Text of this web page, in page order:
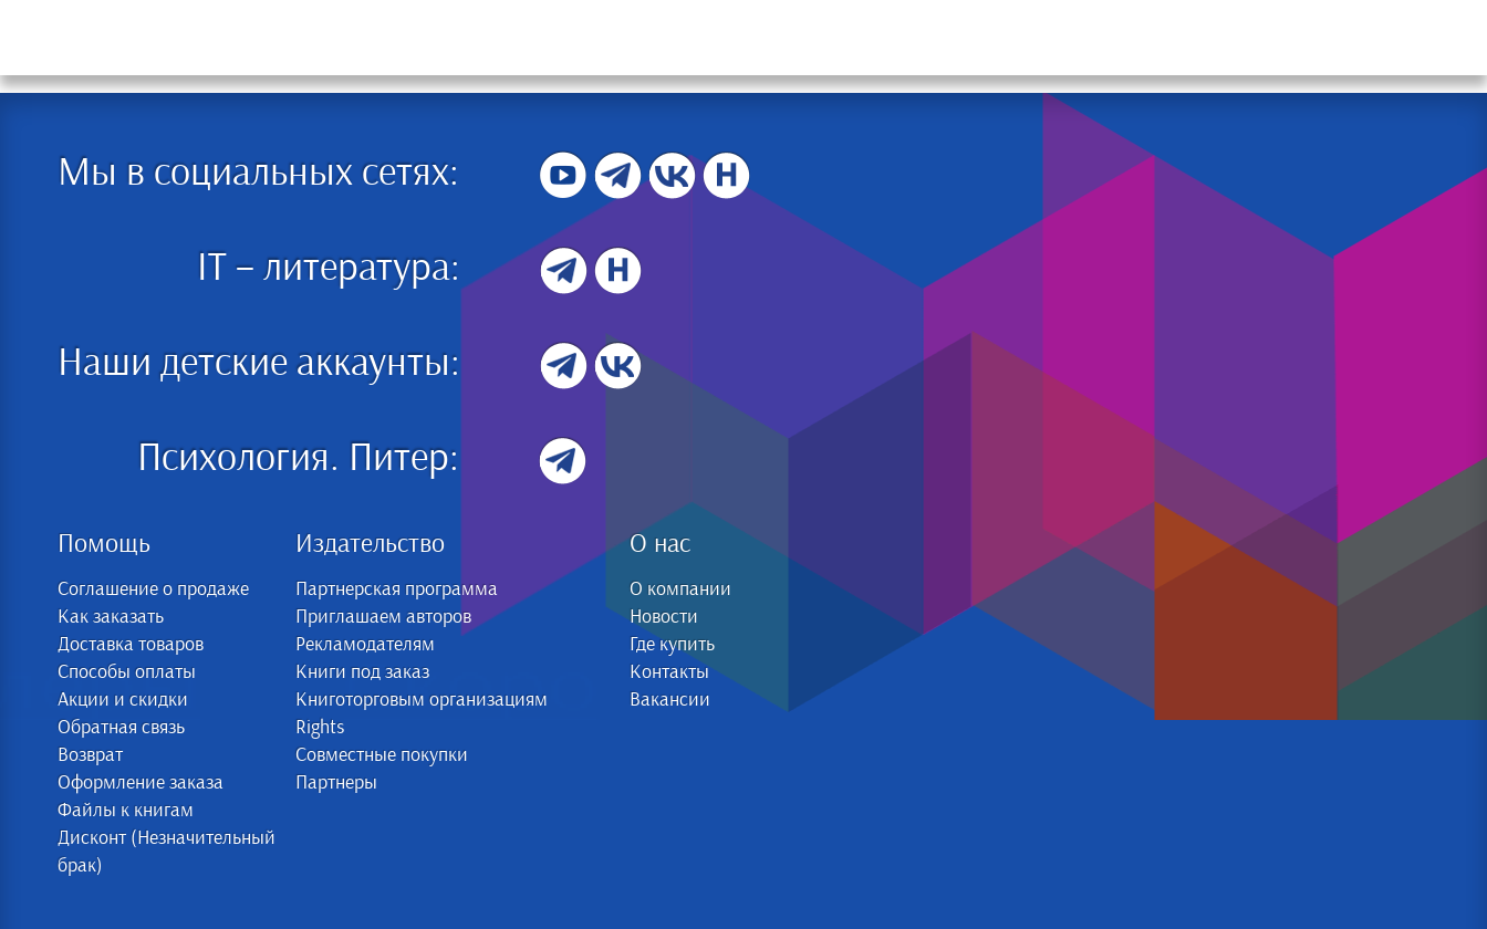
Мы в социальных сетях:
IT – литература:
Наши детские аккаунты:
Психология. Питер:
Помощь
Соглашение о продаже
Как заказать
Доставка товаров
Способы оплаты
Акции и скидки
Обратная связь
Возврат
Оформление заказа
Файлы к книгам
Дисконт (Незначительный
брак)
Издательство
Партнерская программа
Приглашаем авторов
Рекламодателям
Книги под заказ
Книготорговым организациям
Rights
Совместные покупки
Партнеры
О нас
О компании
Новости
Где купить
Контакты
Вакансии